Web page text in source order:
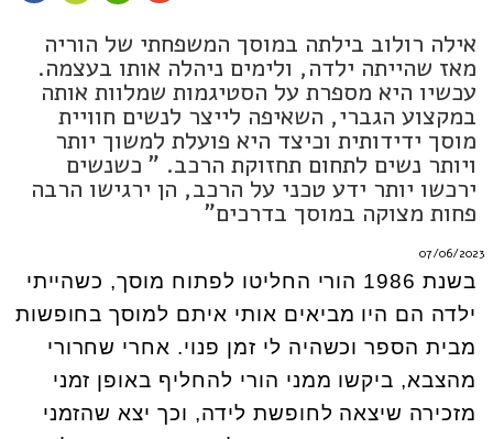
אילה רולוב בילתה במוסך המשפחתי של הוריה
מאז שהייתה ילדה, ולימים ניהלה אותו בעצמה.
עכשיו היא מספרת על הסטיגמות שמלוות אותה
במקצוע הגברי, השאיפה לייצר לנשים חוויית
מוסך ידידותית וכיצד היא פועלת למשוך יותר
ויותר נשים לתחום תחזוקת הרכב. " כשנשים
ירכשו יותר ידע טכני על הרכב, הן ירגישו הרבה
פחות מצוקה במוסך בדרכים"
07/06/2023
בשנת 1986 הורי החליטו לפתוח מוסך, כשהייתי
ילדה הם היו מביאים אותי איתם למוסך בחופשות
מבית הספר וכשהיה לי זמן פנוי. אחרי שחרורי
מהצבא, ביקשו ממני הורי להחליף באופן זמני
מזכירה שיצאה לחופשת לידה, וכך יצא שהזמני